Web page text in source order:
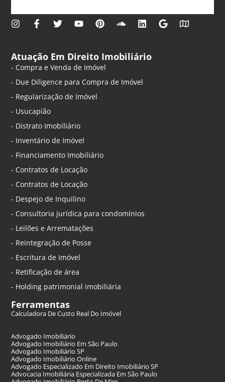
Atuação Em Direito Imobiliário
- Compra e Venda de Imóvel
- Due Diligence para Compra de Imóvel
- Regularização de Imóvel
- Usucapião
- Distrato Imobiliário
- Inventário de Imóvel
- Financiamento Imobiliário
- Contratos de Locação
- Contratos de Locação
- Despejo de Inquilino
- Consultoria jurídica para condomínios
- Leilões e Arrematações
- Reintegração de Posse
- Escritura de Imóvel
- Retificação de área
- Holding patrimonial imobiliária
Ferramentas
Calculadora De Custo Real Do Imóvel
Advogado Imobiliário
Advogado Imobiliário Em São Paulo
Advogado Imobiliário SP
Advogado Imobiliário Online
Advogado Especializado Em Direito Imobiliário SP
Advocacia Imobiliária Especializada Em São Paulo